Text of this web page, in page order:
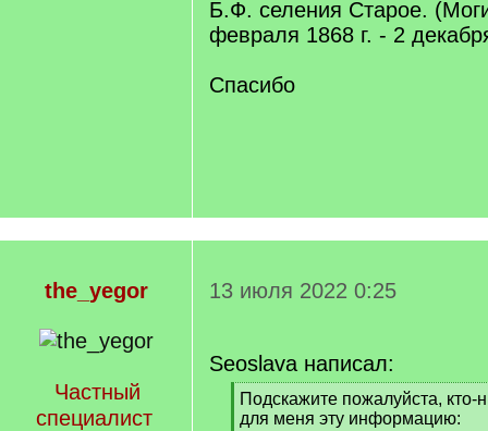
Б.Ф. селения Старое.
февраля 1868 г. - 2
Спасибо
the_yegor
Частный
специалист
13 июля 2022 0:25
Seoslava написал:
[
q
Подскажите пожалуйста, кто-
для меня эту информацию: